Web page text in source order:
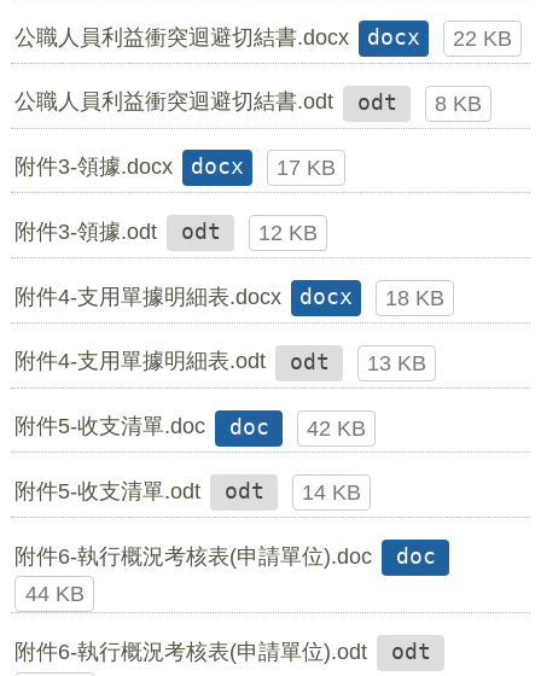
公職人員利益衝突迴避切結書.docx docx 22 KB
公職人員利益衝突迴避切結書.odt odt 8 KB
附件3-領據.docx docx 17 KB
附件3-領據.odt odt 12 KB
附件4-支用單據明細表.docx docx 18 KB
附件4-支用單據明細表.odt odt 13 KB
附件5-收支清單.doc doc 42 KB
附件5-收支清單.odt odt 14 KB
附件6-執行概況考核表(申請單位).doc
doc
44 KB
附件6-執行概況考核表(申請單位).odt
odt